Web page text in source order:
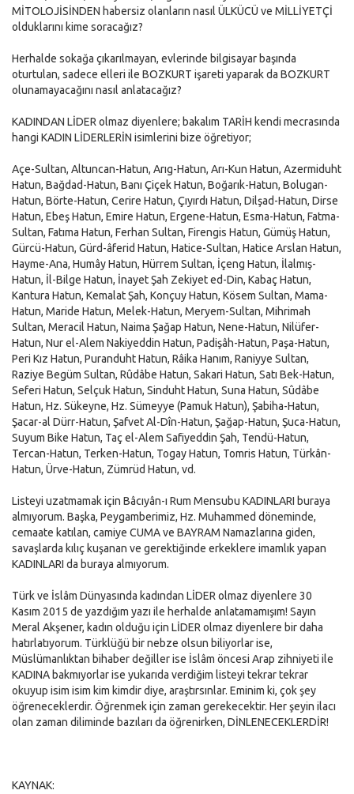
MİTOLOJİSİNDEN habersiz olanların nasıl ÜLKÜCÜ ve MİLLİYETÇİ
olduklarını kime soracağız?
Herhalde sokağa çıkarılmayan, evlerinde bilgisayar başında
oturtulan, sadece elleri ile BOZKURT işareti yaparak da BOZKURT
olunamayacağını nasıl anlatacağız?
KADINDAN LİDER olmaz diyenlere; bakalım TARİH kendi mecrasında
hangi KADIN LİDERLERİN isimlerini bize öğretiyor;
Açe-Sultan, Altuncan-Hatun, Arıg-Hatun, Arı-Kun Hatun, Azermiduht
Hatun, Bağdad-Hatun, Banı Çiçek Hatun, Boğarık-Hatun, Bolugan-
Hatun, Börte-Hatun, Cerire Hatun, Çıyırdı Hatun, Dilşad-Hatun, Dirse
Hatun, Ebeş Hatun, Emire Hatun, Ergene-Hatun, Esma-Hatun, Fatma-
Sultan, Fatıma Hatun, Ferhan Sultan, Firengis Hatun, Gümüş Hatun,
Gürcü-Hatun, Gürd-âferid Hatun, Hatice-Sultan, Hatice Arslan Hatun,
Hayme-Ana, Humây Hatun, Hürrem Sultan, İçeng Hatun, İlalmış-
Hatun, İl-Bilge Hatun, İnayet Şah Zekiyet ed-Din, Kabaç Hatun,
Kantura Hatun, Kemalat Şah, Konçuy Hatun, Kösem Sultan, Mama-
Hatun, Maride Hatun, Melek-Hatun, Meryem-Sultan, Mihrimah
Sultan, Meracil Hatun, Naima Şağap Hatun, Nene-Hatun, Nilüfer-
Hatun, Nur el-Alem Nakiyeddin Hatun, Padişâh-Hatun, Paşa-Hatun,
Peri Kız Hatun, Puranduht Hatun, Râika Hanım, Raniyye Sultan,
Raziye Begüm Sultan, Rûdâbe Hatun, Sakari Hatun, Satı Bek-Hatun,
Seferi Hatun, Selçuk Hatun, Sinduht Hatun, Suna Hatun, Sûdâbe
Hatun, Hz. Sükeyne, Hz. Sümeyye (Pamuk Hatun), Şabiha-Hatun,
Şacar-al Dürr-Hatun, Şafvet Al-Dîn-Hatun, Şağap-Hatun, Şuca-Hatun,
Suyum Bike Hatun, Taç el-Alem Safiyeddin Şah, Tendü-Hatun,
Tercan-Hatun, Terken-Hatun, Togay Hatun, Tomris Hatun, Türkân-
Hatun, Ürve-Hatun, Zümrüd Hatun, vd.
Listeyi uzatmamak için Bâcıyân-ı Rum Mensubu KADINLARI buraya
almıyorum. Başka, Peygamberimiz, Hz. Muhammed döneminde,
cemaate katılan, camiye CUMA ve BAYRAM Namazlarına giden,
savaşlarda kılıç kuşanan ve gerektiğinde erkeklere imamlık yapan
KADINLARI da buraya almıyorum.
Türk ve İslâm Dünyasında kadından LİDER olmaz diyenlere 30
Kasım 2015 de yazdığım yazı ile herhalde anlatamamışım! Sayın
Meral Akşener, kadın olduğu için LİDER olmaz diyenlere bir daha
hatırlatıyorum. Türklüğü bir nebze olsun biliyorlar ise,
Müslümanlıktan bihaber değiller ise İslâm öncesi Arap zihniyeti ile
KADINA bakmıyorlar ise yukarıda verdiğim listeyi tekrar tekrar
okuyup isim isim kim kimdir diye, araştırsınlar. Eminim ki, çok şey
öğreneceklerdir. Öğrenmek için zaman gerekecektir. Her şeyin ilacı
olan zaman diliminde bazıları da öğrenirken, DİNLENECEKLERDİR!
KAYNAK: